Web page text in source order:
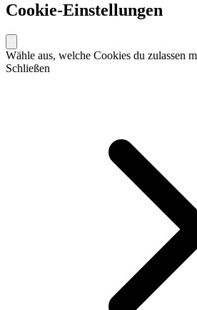
Cookie-Einstellungen
Wähle aus, welche Cookies du zulassen
Schließen